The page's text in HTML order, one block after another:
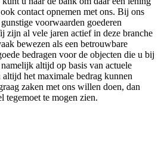
contact opnemen met ons. Bij ons
voorwaarden goederen
zijn al vele jaren actief in deze branche
bewezen als een betrouwbare
bedragen voor de objecten die u bij
altijd op basis van actuele
het maximale bedrag kunnen
zaken met ons willen doen, dan
tegemoet te mogen zien.